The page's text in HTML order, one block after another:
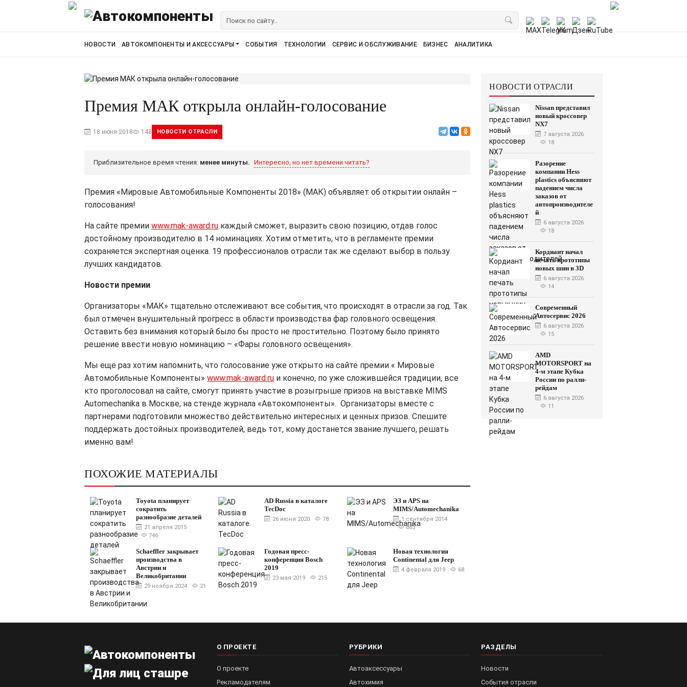
НОВОСТИ АВТОКОМПОНЕНТЫ И АКСЕССУАРЫ СОБЫТИЯ ТЕХНОЛОГИИ СЕРВИС И ОБСЛУЖИВАНИЕ БИЗНЕС АНАЛИТИКА
Премия МАК открыла онлайн-голосование
18 июня 2018 148 НОВОСТИ ОТРАСЛИ
Приблизительное время чтения: менее минуты. Интересно, но нет времени читать?
Премия «Мировые Автомобильные Компоненты 2018» (МАК) объявляет об открытии онлайн –
голосования!
На сайте премии www.mak-award.ru каждый сможет, выразить свою позицию, отдав голос
достойному производителю в 14 номинациях. Хотим отметить, что в регламенте премии
сохраняется экспертная оценка. 19 профессионалов отрасли так же сделают выбор в пользу
лучших кандидатов.
Новости премии
Организаторы «МАК» тщательно отслеживают все события, что происходят в отрасли за год. Так
был отмечен внушительный прогресс в области производства фар головного освещения.
Оставить без внимания который было бы просто не простительно. Поэтому было принято
решение ввести новую номинацию – «Фары головного освещения».
Мы еще раз хотим напомнить, что голосование уже открыто на сайте премии « Мировые
Автомобильные Компоненты» www.mak-award.ru и конечно, по уже сложившейся традиции, все
кто проголосовал на сайте, смогут принять участие в розыгрыше призов на выставке MIMS
Automechanika в Москве, на стенде журнала «Автокомпоненты». Организаторы вместе с
партнерами подготовили множество действительно интересных и ценных призов. Спешите
поддержать достойных производителей, ведь тот, кому достанется звание лучшего, решать
именно вам!
ПОХОЖИЕ МАТЕРИАЛЫ
Toyota планирует
сократить
разнообразие деталей
21 апреля 2015
746
AD Russia в каталоге
TecDoc
26 июня 2020 78
ЭЗ и APS на
MIMS/Automechanika
1 сентября 2014
883
Schaeffler закрывает
производства в
Австрии и
Великобритании
29 ноября 2024 21
Годовая пресс-
конференция Bosch
2019
23 мая 2019 215
Новая технология
Continental для Jeep
4 февраля 2019 68
НОВОСТИ ОТРАСЛИ
Nissan представил
новый кроссовер
NX7
7 августа 2026
18
Разорение
компании Hess
plastics объясняют
падением числа
заказов от
автопроизводителе
й
6 августа 2026
18
Кордиант начал
печать прототипы
новых шин в 3D
6 августа 2026
14
Современный
Автосервис 2026
6 августа 2026
15
AMD
MOTORSPORT на
4-м этапе Кубка
России по ралли-
рейдам
6 августа 2026
11
О ПРОЕКТЕ
О проекте
Рекламодателям
РУБРИКИ
Автоаксессуары
Автохимия
РАЗДЕЛЫ
Новости
События отрасли